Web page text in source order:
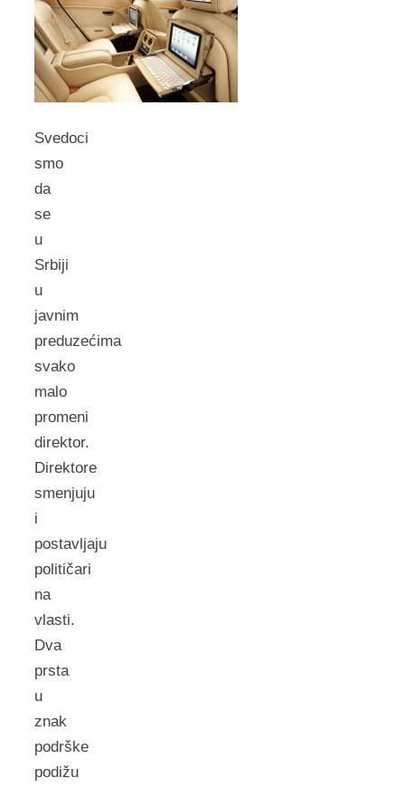
Svedoci
smo
da
se
u
Srbiji
u
javnim
preduzećima
svako
malo
promeni
direktor.
Direktore
smenjuju
i
postavljaju
političari
na
vlasti.
Dva
prsta
u
znak
podrške
podižu